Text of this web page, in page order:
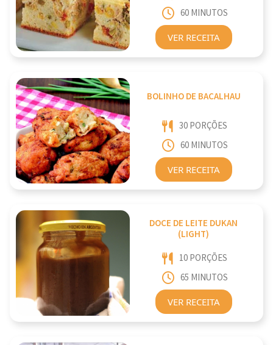
60 MINUTOS
VER RECEITA
BOLINHO DE BACALHAU
30 PORÇÕES
60 MINUTOS
VER RECEITA
DOCE DE LEITE DUKAN
(LIGHT)
10 PORÇÕES
65 MINUTOS
VER RECEITA